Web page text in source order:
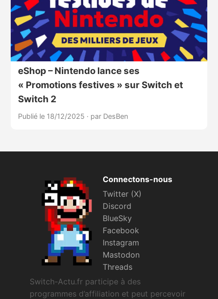
eShop – Nintendo lance ses
« Promotions festives » sur Switch et
Switch 2
Publié le 18/12/2025 · par DesBen
Connectons-nous
Twitter (X)
Discord
BlueSky
Facebook
Instagram
Mastodon
Threads
Switch-Actu.fr participe à des
programmes d’affiliation et peut percevoir